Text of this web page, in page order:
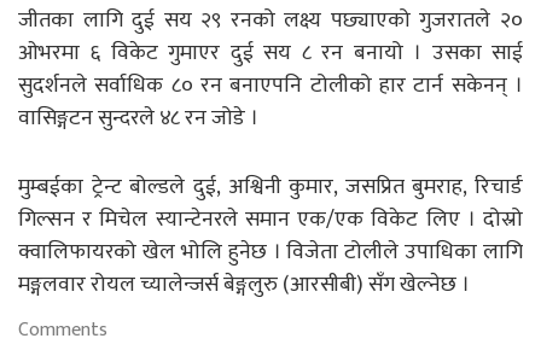
जीतका लागि दुई सय २९ रनको लक्ष्य पछ्याएको गुजरातले २०
ओभरमा ६ विकेट गुमाएर दुई सय ८ रन बनायो । उसका साई
सुदर्शनले सर्वाधिक ८० रन बनाएपनि टोलीको हार टार्न सकेनन् ।
वासिङ्गटन सुन्दरले ४८ रन जोडे ।
मुम्बईका ट्रेन्ट बोल्डले दुई, अश्विनी कुमार, जसप्रित बुमराह, रिचार्ड
गिल्सन र मिचेल स्यान्टेनरले समान एक/एक विकेट लिए । दोस्रो
क्वालिफायरको खेल भोलि हुनेछ । विजेता टोलीले उपाधिका लागि
मङ्गलवार रोयल च्यालेन्जर्स बेङ्गलुरु (आरसीबी) सँग खेल्नेछ ।
Comments